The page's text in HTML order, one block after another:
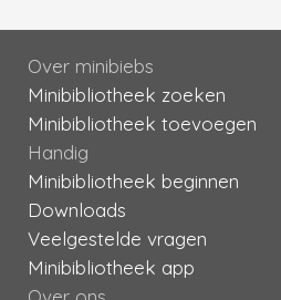
Over minibiebs
Minibibliotheek zoeken
Minibibliotheek toevoegen
Handig
Minibibliotheek beginnen
Downloads
Veelgestelde vragen
Minibibliotheek app